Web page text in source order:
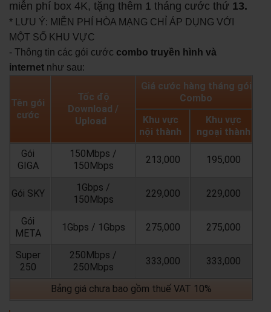
miễn phí box 4K, tặng thêm 1 tháng cước thứ 13.
* LƯU Ý: MIỄN PHÍ HÒA MẠNG CHỈ ÁP DỤNG VỚI
MỘT SỐ KHU VỰC
- Thông tin các gói cước combo truyền hình và
internet như sau:
Tên gói
cước
Tốc độ
Download /
Upload
Giá cước hàng tháng gói
Combo
Khu vực
nội thành
Khu vực
ngoại thành
Gói
GIGA
150Mbps /
150Mbps
213,000 195,000
Gói SKY
1Gbps /
150Mbps
229,000 229,000
Gói
META
1Gbps / 1Gbps 275,000 275,000
Super
250
250Mbps /
250Mbps
333,000 333,000
Bảng giá chưa bao gồm thuế VAT 10%